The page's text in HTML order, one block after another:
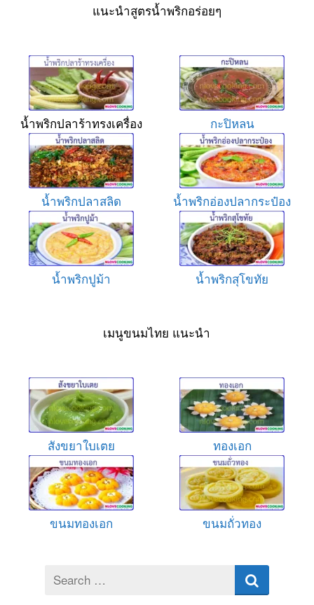
แนะนำสูตรน้ำพริกอร่อยๆ
น้ำพริกปลาร้าทรงเครื่อง กะปิหลน
น้ำพริกปลาสลิด น้ำพริกอ่องปลากระป๋อง
น้ำพริกปูม้า น้ำพริกสุโขทัย
เมนูขนมไทย แนะนำ
สังขยาใบเตย ทองเอก
ขนมทองเอก ขนมถั่วทอง
Search
for